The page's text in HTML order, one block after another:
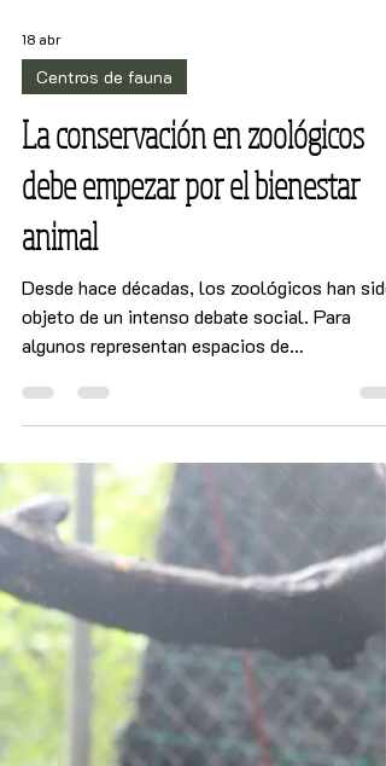
18 abr
Centros de fauna
La conservación en zoológicos
debe empezar por el bienestar
animal
Desde hace décadas, los zoológicos han sido
algunos representan espacios de
conservación, educación e investigación; para
otros son instituciones obsoletas que
mantienen animales silvestres en condiciones
incompatibles con su naturaleza. Pero más
de la discusión moral, hay una cuestión que la
ciencia sí es capaz de abordar con datos y
bajo mi punto de vista, es la clave de todo
debate: el bienestar animal. ¿Cuál es la ve